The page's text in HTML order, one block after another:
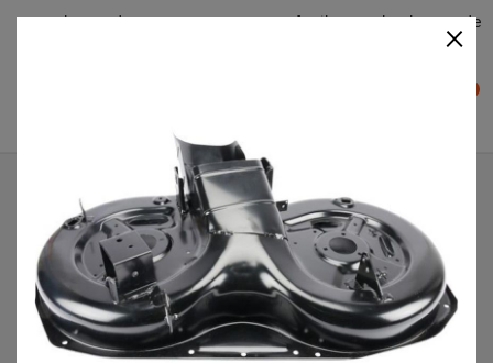
Plateaudecoupe.com : Trouver facilement le plateau de
Accueil
Plateau de coupe
Plateau de coupe 92 cm 3825640751 pour LR135F
Automatic (2012)
×